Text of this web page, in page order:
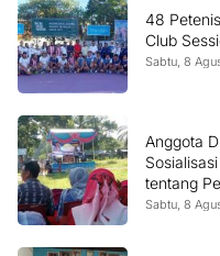
48
Club
Sabtu, 8
Anggota
tentang
Sabtu, 8